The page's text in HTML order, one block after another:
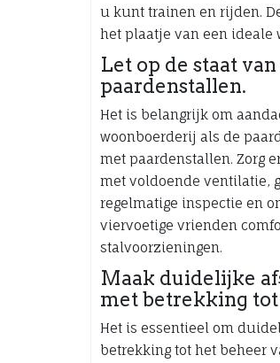
u kunt trainen en rijden.
het plaatje van een ideale
Let op de staat
paardenstallen.
Het is belangrijk om
woonboerderij als de
met paardenstallen. Zorg
met voldoende ventilatie,
regelmatige inspectie en
viervoetige vrienden
stalvoorzieningen.
Maak duidelijke
met betrekking
Het is essentieel om
betrekking tot het beheer